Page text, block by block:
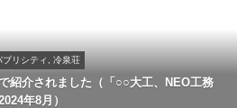
リシティ, 冷泉荘
紹介されました（「○○大工、NEO工務
年8月）